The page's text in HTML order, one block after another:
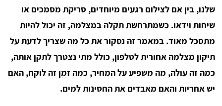
שלנו, בין אם לצילום רגעים מיוחדים, סריקת מסמכים או
שיחות וידאו. כשמתרחשת תקלה במצלמה, זה יכול להיות
מתסכל מאוד. במאמר זה נסקור את כל מה שצריך לדעת על
תיקון מצלמה אחורית לטלפון, כולל מתי נצטרך לתקן אותה,
כמה זה עולה, מה משפיע על המחיר, כמה זמן זה לוקח, האם
יש אחריות והאם מאבדים את החסינות למים.